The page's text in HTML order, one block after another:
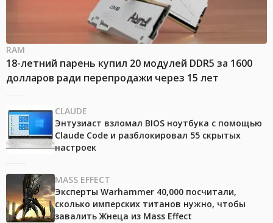
RAM
18-летний парень купил 20 модулей DDR5 за 1600
долларов ради перепродажи через 15 лет
CLAUDE
Энтузиаст взломал BIOS ноутбука с помощью
Claude Code и разблокировал 55 скрытых
настроек
MASS EFFECT
Эксперты Warhammer 40,000 посчитали,
сколько имперских титанов нужно, чтобы
завалить Жнеца из Mass Effect